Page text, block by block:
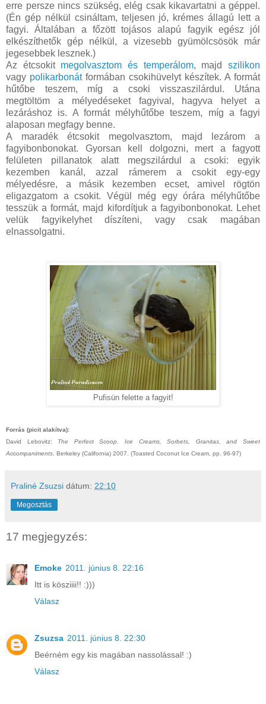
erre persze nincs szükség, elég csak kikavartatni a géppel.
(Én gép nélkül csináltam, teljesen jó, krémes állagú lett a
fagyi. Általában a főzött tojásos alapú fagyik egész jól
elkészíthetők gép nélkül, a vizesebb gyümölcsösök már
jegesebbek lesznek.)
Az étcsokit megolvasztom és temperálom, majdszilikon
vagy polikarbonátformában csokihüvelyt készítek. A formát
hűtőbe teszem, míg a csoki visszaszilárdul. Utána
megtöltöm a mélyedéseket fagyival, hagyva helyet a
lezáráshoz is. A formát mélyhűtőbe teszem, míg a fagyi
alaposan megfagy benne.
A maradék étcsokit megolvasztom, majd lezárom a
fagyibonbonokat. Gyorsan kell dolgozni, mert a fagyott
felületen pillanatok alatt megszilárdul a csoki: egyik
kezemben kanál, azzal rámerem a csokit egy-egy
mélyedésre, a másik kezemben ecset, amivel rögtön
eligazgatom a csokit. Végül még egy órára mélyhűtőbe
tesszük a formát, majd kifordítjuk a fagyibonbonokat. Lehet
velük fagyikelyhet díszíteni, vagy csak magában
elnassolgatni.
Pufisün felette a fagyit!
Forrás (picit alakítva):
David Lebovitz: The Perfect Scoop. Ice Creams, Sorbets, Granitas, and Sweet
Accompaniments. Berkeley (California) 2007. (Toasted Coconut Ice Cream, pp. 96-97)
Praliné Zsuzsi dátum: 22:10
Megosztás
17 megjegyzés:
Emoke 2011. június 8. 22:16
Itt is kösziiii!! :)))
Válasz
Zsuzsa 2011. június 8. 22:30
Beérném egy kis magában nassolással! :)
Válasz